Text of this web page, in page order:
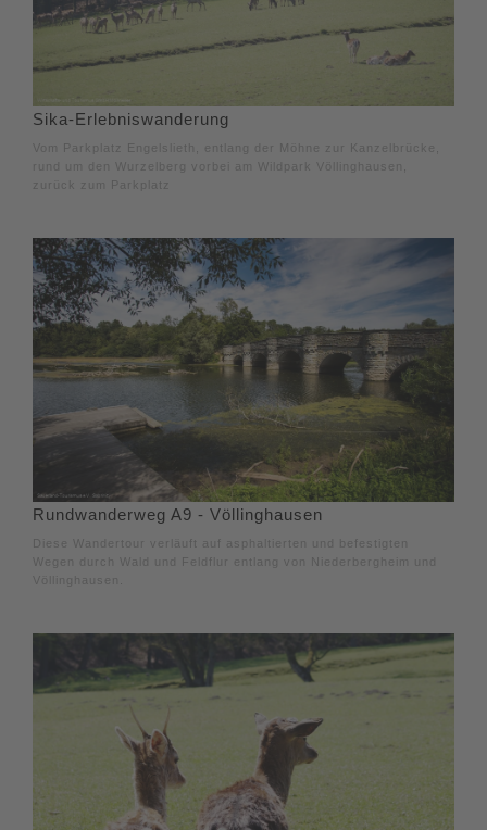
Sika-Erlebniswanderung
Vom Parkplatz Engelslieth, entlang der Möhne zur Kanzelbrücke,
rund um den Wurzelberg vorbei am Wildpark Völlinghausen,
zurück zum Parkplatz
Rundwanderweg A9 - Völlinghausen
Diese Wandertour verläuft auf asphaltierten und befestigten
Wegen durch Wald und Feldflur entlang von Niederbergheim und
Völlinghausen.